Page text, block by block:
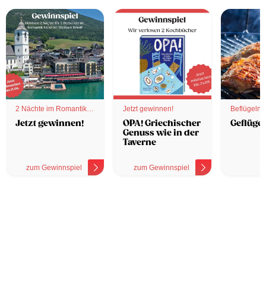
2 Nächte im Romantik
Hotel
Jetzt gewinnen!
zum Gewinnspiel
Jetzt gewinnen!
OPA! Griechischer
Genuss wie in der
Taverne
zum Gewinnspiel